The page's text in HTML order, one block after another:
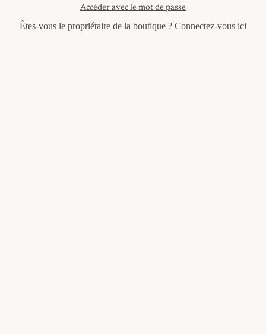
Accéder avec le mot de passe
Êtes-vous le propriétaire de la boutique ? Connectez-vous ici